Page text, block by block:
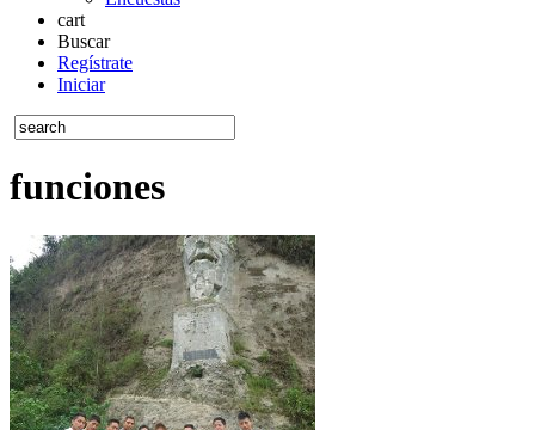
cart
Buscar
Regístrate
Iniciar
funciones